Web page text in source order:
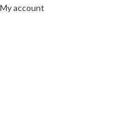
My account